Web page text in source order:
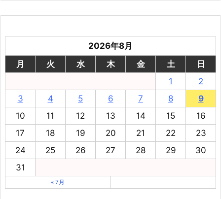
2026年8月
月
火 水 木 金 土
日
1
2
3
4 5 6 7 8
9
10
11 12 13 14 15
16
17
18 19 20 21 22
23
24
25 26 27 28 29
30
31
« 7月